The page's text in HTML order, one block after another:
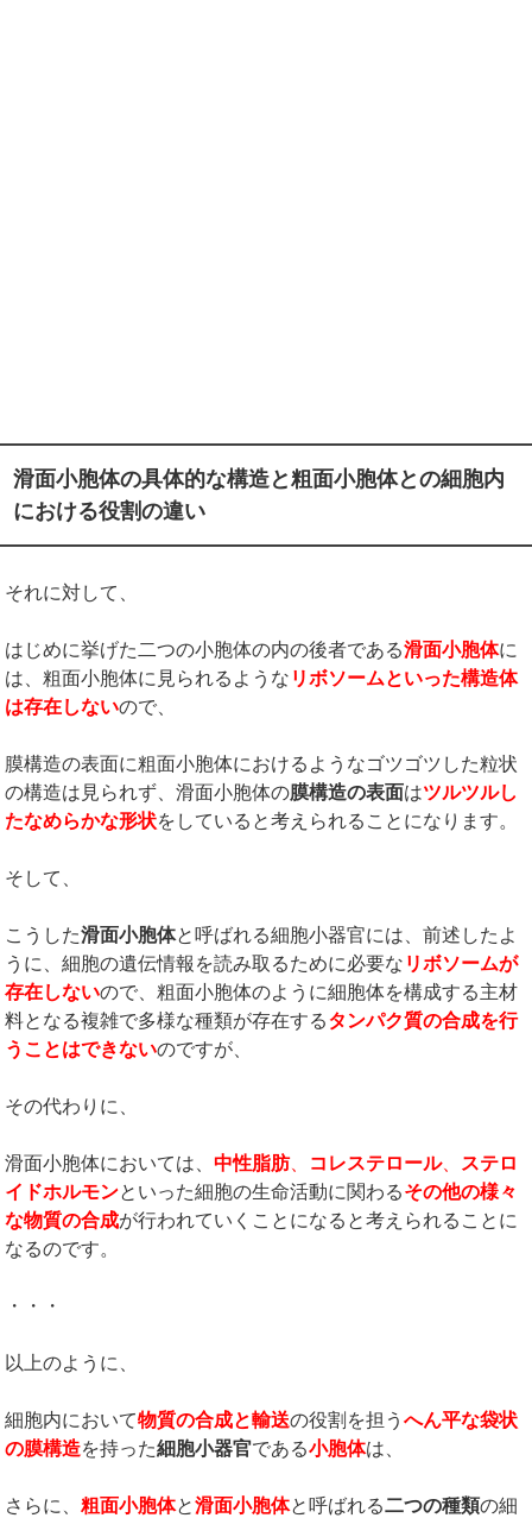
滑面小胞体の具体的な構造と粗面小胞体との細胞内
における役割の違い
それに対して、
はじめに挙げた二つの小胞体の内の後者である滑面小胞体に
は、粗面小胞体に見られるような リボソームといった構造体
は存在しないので、
膜構造の表面に粗面小胞体におけるようなゴツゴツした粒状
の構造は見られず、滑面小胞体の膜構造の表面はツルツルし
たなめらかな形状をしていると考えられることになります。
そして、
こうした滑面小胞体と呼ばれる細胞小器官には、前述したよ
うに、細胞の遺伝情報を読み取るために必要な リボソームが
存在しないので、粗面小胞体のように細胞体を構成する主材
料となる複雑で多様な種類が存在するタンパク質の合成を行
うことはできないのですが、
その代わりに、
滑面小胞体においては、中性脂肪、 コレステロール、 ステロ
イドホルモンといった細胞の生命活動に関わるその他の様々
な物質の合成が行われていくことになると考えられることに
なるのです。
・・・
以上のように、
細胞内において物質の合成と輸送の役割を担うへん平な袋状
の膜構造を持った細胞小器官である小胞体は、
さらに、粗面小胞体と滑面小胞体と呼ばれる二つの種類の細